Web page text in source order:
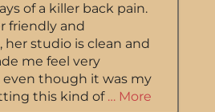
of a killer back pain.
friendly and
her studio is clean and
me feel very
even though it was my
this kind of … More